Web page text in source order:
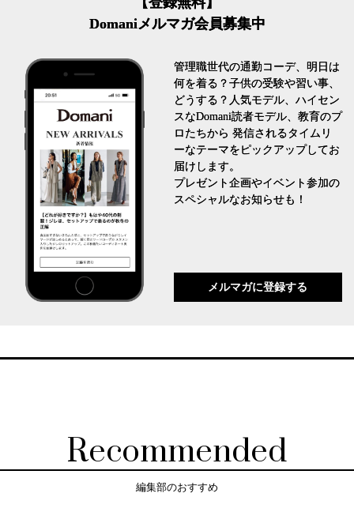
Domaniメルマガ会員募集中
管理職世代の通勤コーデ、明日は
何を着る？子供の受験や習い事、
どうする？人気モデル、ハイセン
スなDomani読者モデル、教育のプ
ロたちから 発信されるタイムリ
ーなテーマをピックアップしてお
届けします。
プレゼント企画やイベント参加の
スペシャルなお知らせも！
メルマガに登録する
Recommended
編集部のおすすめ